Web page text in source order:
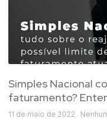
Simples Nacional
faturamento?
11 de maio de 2022